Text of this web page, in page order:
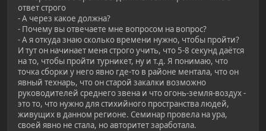
ответ строго
- А через какое должна?
- Почему вы отвечаете мне вопросом на вопрос?
- А я откуда знаю сколько времени нужно, чтобы пройти?
И тут он начинает меня строго учить, что 5-8 секунд даётся
на то, чтобы пройти турникет, ну и т.д. Я понимаю, что
точка сборки у него явно где-то в районе ментала, что он
явный технарь, что он старой закалки возможно
руководителей среднего звена и что огонь-земля-воздух -
это то, что нужно для стихийного пространства людей,
живущих в данном регионе. Семинар провела на ура,
своей явно не стала, но авторитет заработала.